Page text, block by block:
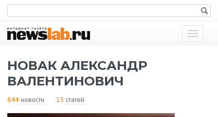
Показать
меню
НОВАК АЛЕКСАНДР
ВАЛЕНТИНОВИЧ
844 новости 15 статей